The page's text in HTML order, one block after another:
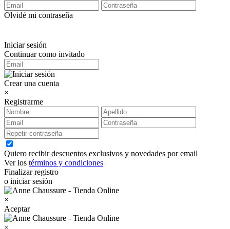
Olvidé mi contraseña
Iniciar sesión
Continuar como invitado
Crear una cuenta
×
Registrarme
Quiero recibir descuentos exclusivos y novedades por email
Ver los términos y condiciones
Finalizar registro
o iniciar sesión
×
Aceptar
×